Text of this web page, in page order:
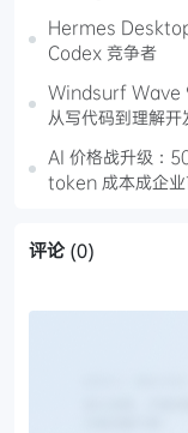
Hermes
Codex 竞争者
Windsurf Wave 9
从写代码到理解开
AI 价格战升级：
token 成本成企业
评论 (0)